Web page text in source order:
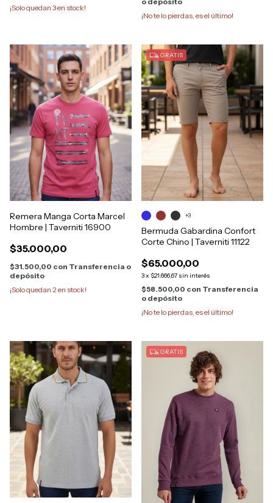
¡Solo quedan 3en stock!
¡No te lo pierdas, es el último!
Remera Manga Corta Marcel
Hombre | Taverniti 16900
$35.000,00
$31.500,00 con Transferencia o
depósito
¡Solo quedan 2 en stock!
GRATIS
Bermuda Gabardina Confort
Corte Chino | Taverniti 11122
$65.000,00
3x $21.666,67 sin interés
$58.500,00 con Transferencia
o depósito
¡No te lo pierdas, es el último!
+3
GRATIS